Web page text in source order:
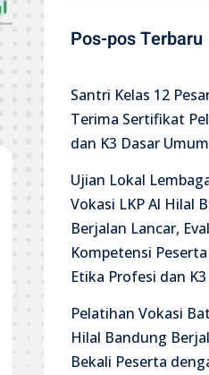
Pos-pos Terbaru
Santri Kelas 12
Terima Sertifikat
dan K3 Dasar Umum
Ujian Lokal
Vokasi LKP Al Hilal
Berjalan Lancar,
Kompetensi
Etika Profesi dan
Pelatihan Vokasi
Hilal Bandung
Bekali Peserta